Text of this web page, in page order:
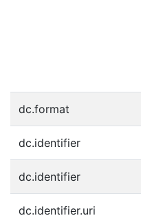
dc.format
dc.identifier
dc.identifier
dc.identifier.uri